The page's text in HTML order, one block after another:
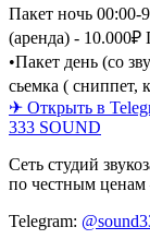
Пакет ночь 00:00-
(аренда) - 10.000₽
•Пакет день (со
сьемка ( сниппет,
✈ Открыть в
333 SOUND
Сеть студий
по честным ценам
Telegram: